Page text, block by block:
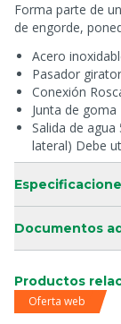
Forma parte de
de engorde,
Acero
Pasador
Conexión
Junta de goma
Salida de
lateral) Debe
Documentos
Productos
Oferta web